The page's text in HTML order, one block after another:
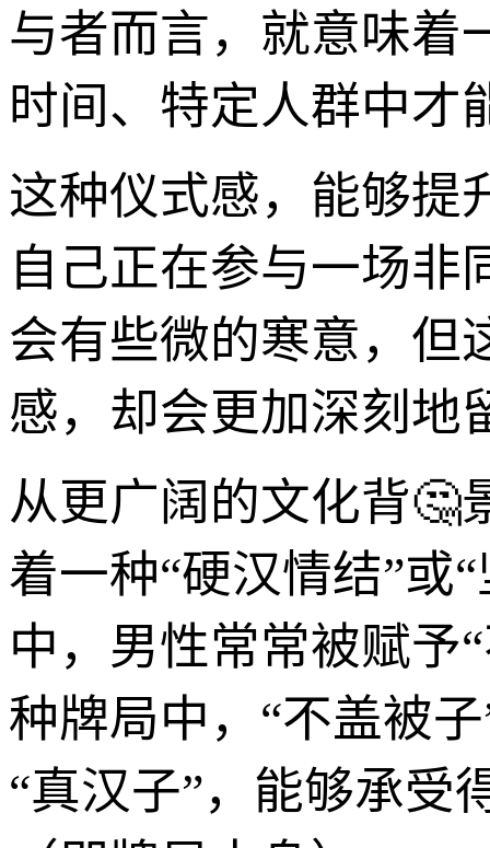
与者而言，就意味着
时间、特定人群中才
这种仪式感，能够提
自己正在参与一场非
会有些微的寒意，但
感，却会更加深刻地
从更广阔的文化背🤔
着一种“硬汉情结”或
中，男性常常被赋予
种牌局中，“不盖被
“真汉子”，能够承受